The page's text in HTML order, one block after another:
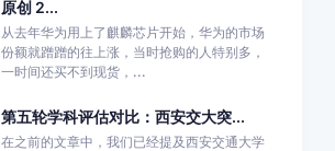
原创 2...
从去年华为用上了麒麟芯片开始，华为的市场
份额就蹭蹭的往上涨，当时抢购的人特别多，
一时间还买不到现货，...
第五轮学科评估对比：西安交大突...
在之前的文章中，我们已经提及西安交通大学